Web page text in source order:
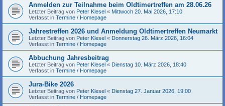
Anmelden zur Teilnahme beim Oldtimertreffen am 28.06.26
Letzter Beitrag von Peter Klesel « Mittwoch 20. Mai 2026, 17:10
Verfasst in Termine / Homepage
Jahrestreffen 2026 und Anmeldung Oldtimertreffen Neumarkt
Letzter Beitrag von Peter Klesel « Donnerstag 26. März 2026, 16:04
Verfasst in Termine / Homepage
Abbuchung Jahresbeitrag
Letzter Beitrag von Peter Klesel « Dienstag 10. März 2026, 18:40
Verfasst in Termine / Homepage
Jura-Bike 2026
Letzter Beitrag von Peter Klesel « Dienstag 27. Januar 2026, 19:00
Verfasst in Termine / Homepage